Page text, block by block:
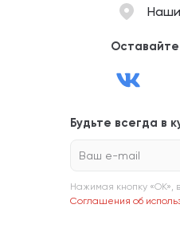
Наши
Будьте всегда в
Ваш e-mail
Нажимая кнопку «ОК»,
Соглашения об